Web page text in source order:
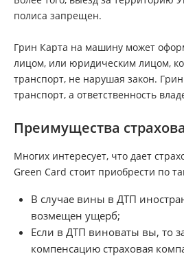
полиса запрещен.
Грин Карта на машину может
лицом, или юридическим лицом,
транспорт, не нарушая закон.
транспорт, а ответственность
Преимущества
Многих интересует, что дает
Green Card стоит приобрести по
В случае вины в ДТП
возмещен ущерб;
Если в ДТП виноваты вы, то
компенсацию страховая